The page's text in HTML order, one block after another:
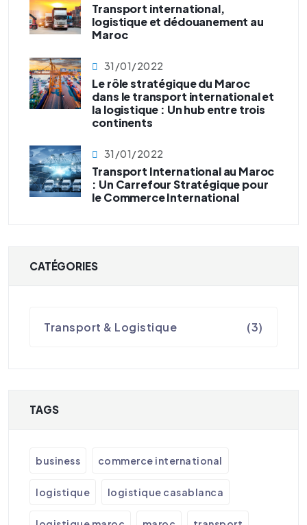
Transport international,
logistique et dédouanement au
Maroc
31/01/2022
Le rôle stratégique du Maroc
dans le transport international et
la logistique : Un hub entre trois
continents
31/01/2022
Transport International au Maroc
: Un Carrefour Stratégique pour
le Commerce International
CATÉGORIES
Transport & Logistique (3)
TAGS
business commerce international
logistique logistique casablanca